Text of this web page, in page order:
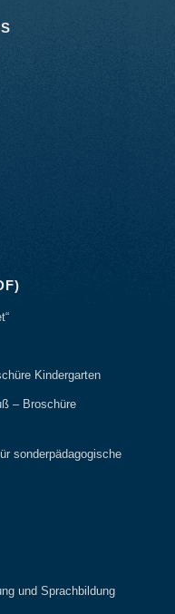
Kindergarten
– Broschüre
sonderpädagogische
und Sprachbildung